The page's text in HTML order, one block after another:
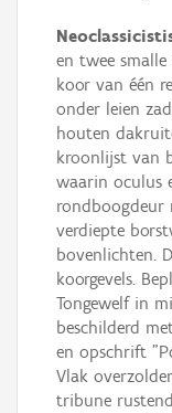
en twee
koor van één
onder leien
houten
kroonlijst van
waarin oculus
rondboogdeur
verdiepte
bovenlichten.
koorgevels.
Tongewelf in
beschilderd
en opschrift
Vlak
tribune